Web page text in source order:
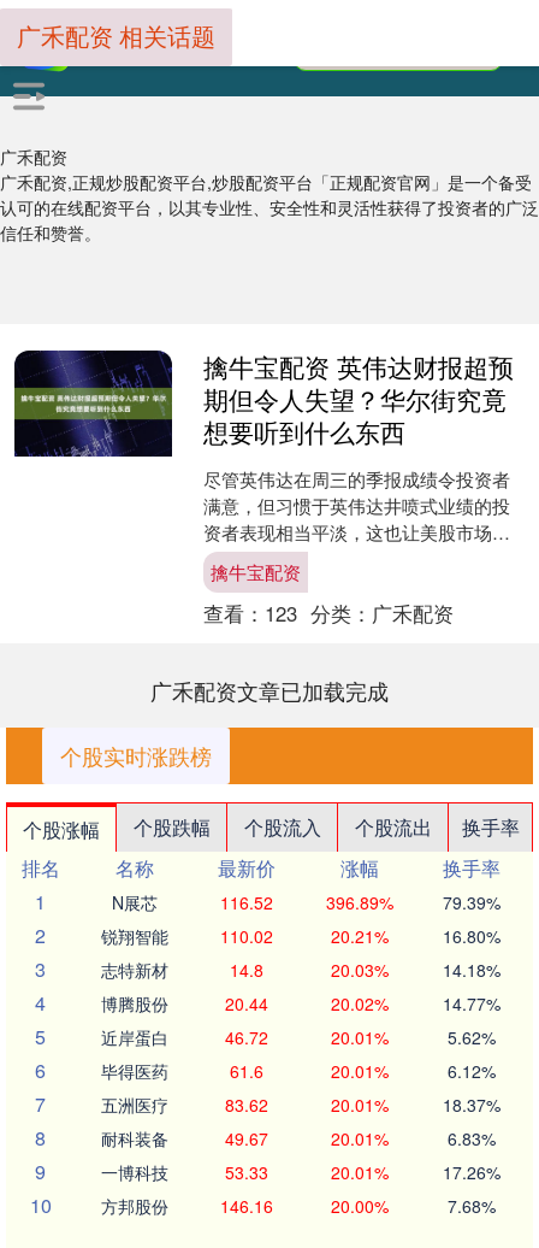
广禾配资
广禾配资,正规炒股配资平台,炒股配资平台「正规配资官网」是一个备受
认可的在线配资平台，以其专业性、安全性和灵活性获得了投资者的广泛
信任和赞誉。
广禾配资 相关话题
擒牛宝配资 英伟达财报超预
期但令人失望？华尔街究竟
想要听到什么东西
尽管英伟达在周三的季报成绩令投资者
满意，但习惯于英伟达井喷式业绩的投
资者表现相当平淡，这也让美股市场的
人工智能交易难以重回火热。 虽然英伟
达过去一季度的收入与盈....
擒牛宝配资
查看： 123 分类： 广禾配资
广禾配资文章已加载完成
个股实时涨跌榜
个股涨幅 个股跌幅 个股流入 个股流出
换手率
排名
名称 最新价 涨幅
换手率
1
N展芯 116.52 396.89% 79.39%
2 锐翔智能 110.02 20.21% 16.80%
3 志特新材 14.8 20.03% 14.18%
4 博腾股份 20.44 20.02% 14.77%
5 近岸蛋白 46.72 20.01% 5.62%
6 毕得医药 61.6 20.01% 6.12%
7 五洲医疗 83.62 20.01% 18.37%
8 耐科装备 49.67 20.01% 6.83%
9 一博科技 53.33 20.01% 17.26%
10 方邦股份 146.16 20.00% 7.68%